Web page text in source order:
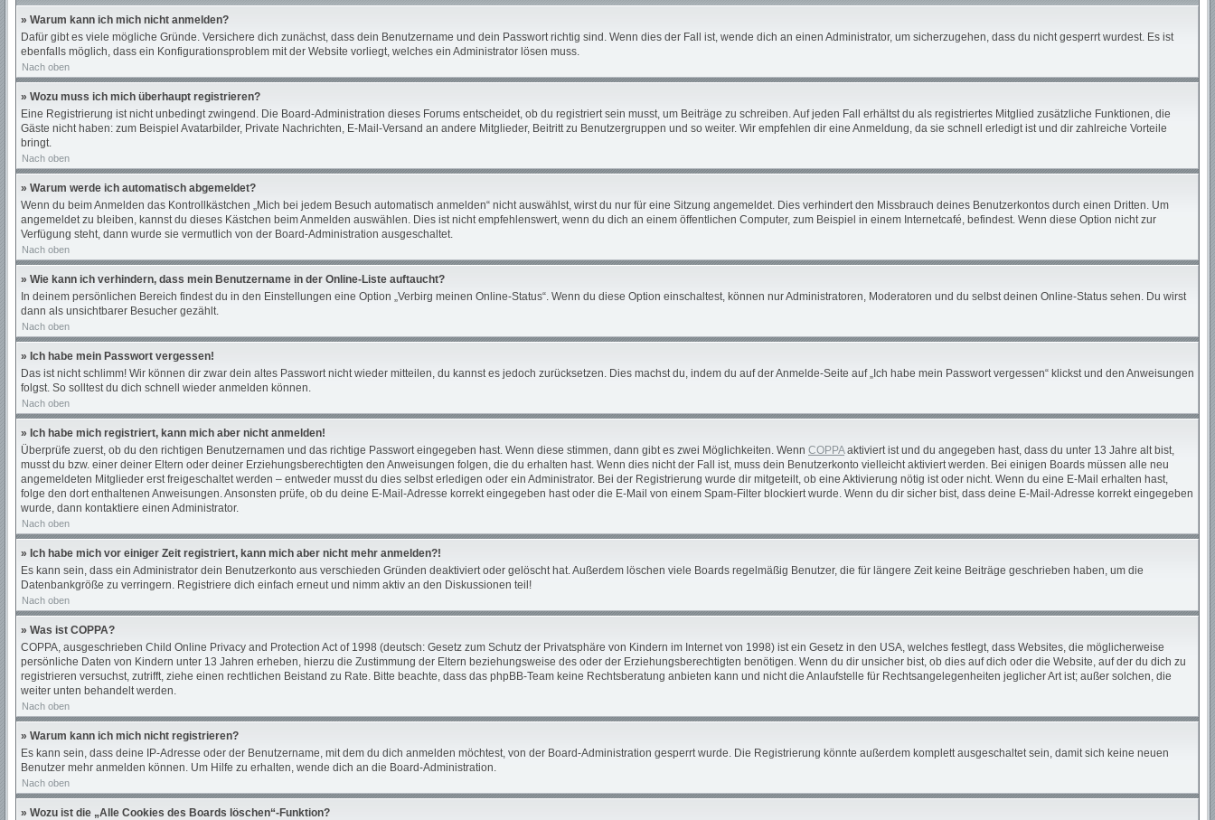
» Warum kann ich mich nicht anmelden?
Dafür gibt es viele mögliche Gründe. Versichere dich zunächst, dass dein Benutzername und dein Passwort richtig sind. Wenn dies der Fall ist, wende dich an einen Administrator, um sicherzugehen, dass du nicht gesperrt wurdest. Es ist
ebenfalls möglich, dass ein Konfigurationsproblem mit der Website vorliegt, welches ein Administrator lösen muss.
Nach oben
» Wozu muss ich mich überhaupt registrieren?
Eine Registrierung ist nicht unbedingt zwingend. Die Board-Administration dieses Forums entscheidet, ob du registriert sein musst, um Beiträge zu schreiben. Auf jeden Fall erhältst du als registriertes Mitglied zusätzliche Funktionen, die
Gäste nicht haben: zum Beispiel Avatarbilder, Private Nachrichten, E-Mail-Versand an andere Mitglieder, Beitritt zu Benutzergruppen und so weiter. Wir empfehlen dir eine Anmeldung, da sie schnell erledigt ist und dir zahlreiche Vorteile
bringt.
Nach oben
» Warum werde ich automatisch abgemeldet?
Wenn du beim Anmelden das Kontrollkästchen „Mich bei jedem Besuch automatisch anmelden“ nicht auswählst, wirst du nur für eine Sitzung angemeldet. Dies verhindert den Missbrauch deines Benutzerkontos durch einen Dritten. Um
angemeldet zu bleiben, kannst du dieses Kästchen beim Anmelden auswählen. Dies ist nicht empfehlenswert, wenn du dich an einem öffentlichen Computer, zum Beispiel in einem Internetcafé, befindest. Wenn diese Option nicht zur
Verfügung steht, dann wurde sie vermutlich von der Board-Administration ausgeschaltet.
Nach oben
» Wie kann ich verhindern, dass mein Benutzername in der Online-Liste auftaucht?
In deinem persönlichen Bereich findest du in den Einstellungen eine Option „Verbirg meinen Online-Status“. Wenn du diese Option einschaltest, können nur Administratoren, Moderatoren und du selbst deinen Online-Status sehen. Du wirst
dann als unsichtbarer Besucher gezählt.
Nach oben
» Ich habe mein Passwort vergessen!
Das ist nicht schlimm! Wir können dir zwar dein altes Passwort nicht wieder mitteilen, du kannst es jedoch zurücksetzen. Dies machst du, indem du auf der Anmelde-Seite auf „Ich habe mein Passwort vergessen“ klickst und den Anweisungen
folgst. So solltest du dich schnell wieder anmelden können.
Nach oben
» Ich habe mich registriert, kann mich aber nicht anmelden!
Überprüfe zuerst, ob du den richtigen Benutzernamen und das richtige Passwort eingegeben hast. Wenn diese stimmen, dann gibt es zwei Möglichkeiten. Wenn COPPAaktiviert ist und du angegeben hast, dass du unter 13 Jahre alt bist,
musst du bzw. einer deiner Eltern oder deiner Erziehungsberechtigten den Anweisungen folgen, die du erhalten hast. Wenn dies nicht der Fall ist, muss dein Benutzerkonto vielleicht aktiviert werden. Bei einigen Boards müssen alle neu
angemeldeten Mitglieder erst freigeschaltet werden – entweder musst du dies selbst erledigen oder ein Administrator. Bei der Registrierung wurde dir mitgeteilt, ob eine Aktivierung nötig ist oder nicht. Wenn du eine E-Mail erhalten hast,
folge den dort enthaltenen Anweisungen. Ansonsten prüfe, ob du deine E-Mail-Adresse korrekt eingegeben hast oder die E-Mail von einem Spam-Filter blockiert wurde. Wenn du dir sicher bist, dass deine E-Mail-Adresse korrekt eingegeben
wurde, dann kontaktiere einen Administrator.
Nach oben
» Ich habe mich vor einiger Zeit registriert, kann mich aber nicht mehr anmelden?!
Es kann sein, dass ein Administrator dein Benutzerkonto aus verschieden Gründen deaktiviert oder gelöscht hat. Außerdem löschen viele Boards regelmäßig Benutzer, die für längere Zeit keine Beiträge geschrieben haben, um die
Datenbankgröße zu verringern. Registriere dich einfach erneut und nimm aktiv an den Diskussionen teil!
Nach oben
» Was ist COPPA?
COPPA, ausgeschrieben Child Online Privacy and Protection Act of 1998 (deutsch: Gesetz zum Schutz der Privatsphäre von Kindern im Internet von 1998) ist ein Gesetz in den USA, welches festlegt, dass Websites, die möglicherweise
persönliche Daten von Kindern unter 13 Jahren erheben, hierzu die Zustimmung der Eltern beziehungsweise des oder der Erziehungsberechtigten benötigen. Wenn du dir unsicher bist, ob dies auf dich oder die Website, auf der du dich zu
registrieren versuchst, zutrifft, ziehe einen rechtlichen Beistand zu Rate. Bitte beachte, dass das phpBB-Team keine Rechtsberatung anbieten kann und nicht die Anlaufstelle für Rechtsangelegenheiten jeglicher Art ist; außer solchen, die
weiter unten behandelt werden.
Nach oben
» Warum kann ich mich nicht registrieren?
Es kann sein, dass deine IP-Adresse oder der Benutzername, mit dem du dich anmelden möchtest, von der Board-Administration gesperrt wurde. Die Registrierung könnte außerdem komplett ausgeschaltet sein, damit sich keine neuen
Benutzer mehr anmelden können. Um Hilfe zu erhalten, wende dich an die Board-Administration.
Nach oben
» Wozu ist die „Alle Cookies des Boards löschen“-Funktion?